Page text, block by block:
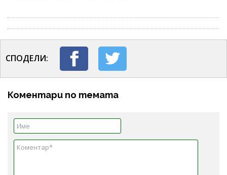
СПОДЕЛИ:
Коментари по темата